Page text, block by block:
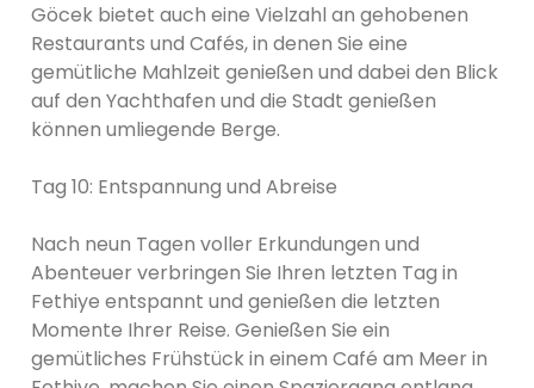
Göcek bietet auch eine Vielzahl an gehobenen
Restaurants und Cafés, in denen Sie eine
gemütliche Mahlzeit genießen und dabei den Blick
auf den Yachthafen und die Stadt genießen
können umliegende Berge.
Tag 10: Entspannung und Abreise
Nach neun Tagen voller Erkundungen und
Abenteuer verbringen Sie Ihren letzten Tag in
Fethiye entspannt und genießen die letzten
Momente Ihrer Reise. Genießen Sie ein
gemütliches Frühstück in einem Café am Meer in